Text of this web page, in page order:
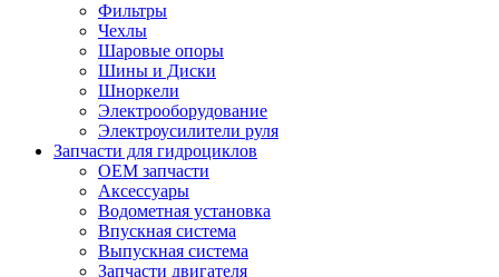
Фильтры
Чехлы
Шаровые опоры
Шины и Диски
Шноркели
Электрооборудование
Электроусилители руля
Запчасти для гидроциклов
OEM запчасти
Аксессуары
Водометная установка
Впускная система
Выпускная система
Запчасти двигателя